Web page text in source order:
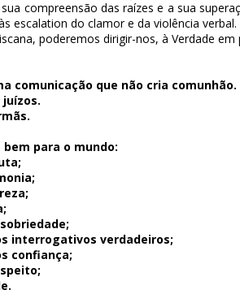
compreensão das raízes e a sua
escalation do clamor e da violência verbal.
poderemos dirigir-nos, à Verdade
comunicação que não cria comunhão.
para o mundo:
interrogativos verdadeiros;
confiança;